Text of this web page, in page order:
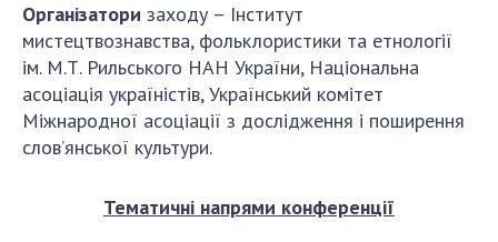
Підготовка наукових кадрів
Робота з молоддю
МІЖНАРОДНЕ СПІВРОБІТНИЦТВО
Міжнародні угоди
Організатори заходу – Інститут
мистецтвознавства, фольклористики та етнології
ім. М.Т. Рильського НАН України, Національна
асоціація україністів, Український комітет
Міжнародної асоціації з дослідження і поширення
слов’янської культури.
Тематичні напрями конференції